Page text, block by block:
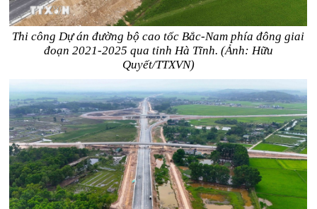
Thi công Dự án đường bộ cao tốc Bắc-Nam phía đông giai
đoạn 2021-2025 qua tỉnh Hà Tĩnh. (Ảnh: Hữu
Quyết/TTXVN)